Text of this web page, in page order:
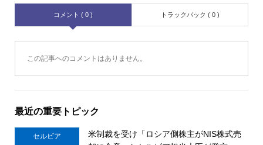
コメント ( 0 ) トラックバック ( 0 )
この記事へのコメントはありません。
最近の重要トピック
セルビア
米制裁を受け「ロシア側株主がNIS株式売